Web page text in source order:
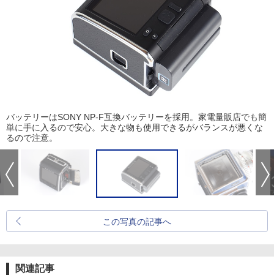
バッテリーはSONY NP-F互換バッテリーを採用。家電量販店でも簡
単に手に入るので安心。大きな物も使用できるがバランスが悪くな
るので注意。
この写真の記事へ
関連記事